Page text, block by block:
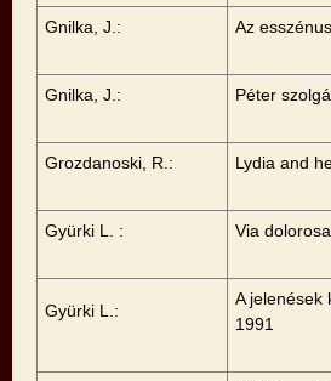
Gnilka, J.: Az
Gnilka, J.: Péter
Grozdanoski, R.: Lydia and
Gyürki L. : Via
Gyürki L.:
A jelenések
1991